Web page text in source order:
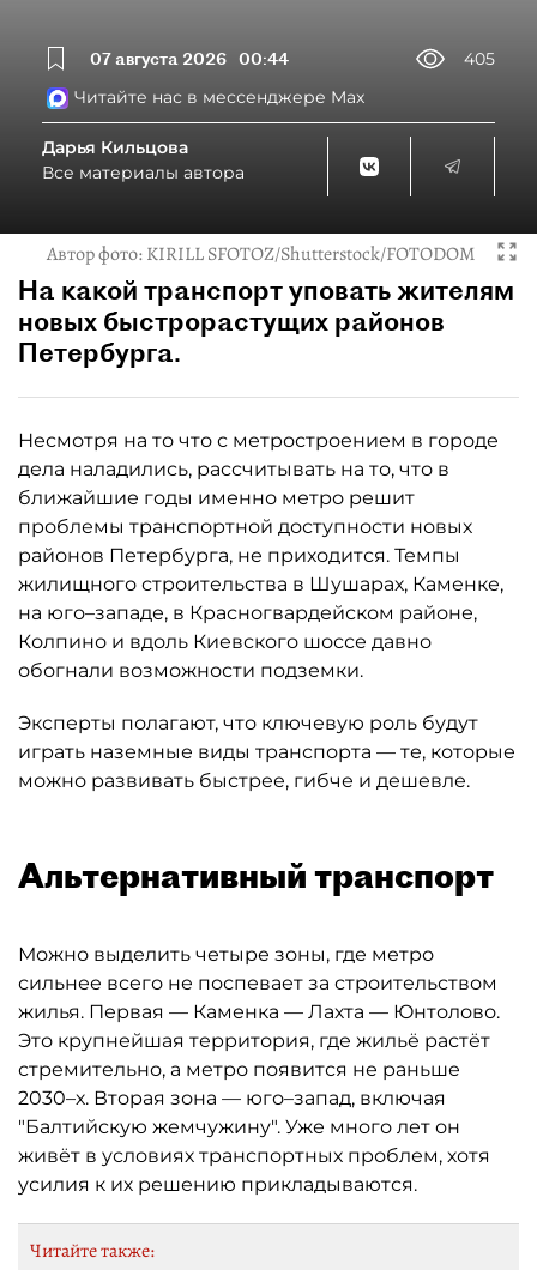
07 августа 2026 00:44
405
Читайте нас в мессенджере Max
Дарья Кильцова
Все материалы автора
Автор фото:KIRILL SFOTOZ/Shutterstock/FOTODOM
На какой транспорт уповать жителям
новых быстрорастущих районов
Петербурга.
Несмотря на то что с метростроением в городе
дела наладились, рассчитывать на то, что в
ближайшие годы именно метро решит
проблемы транспортной доступности новых
районов Петербурга, не приходится. Темпы
жилищного строительства в Шушарах, Каменке,
на юго–западе, в Красногвардейском районе,
Колпино и вдоль Киевского шоссе давно
обогнали возможности подземки.
Эксперты полагают, что ключевую роль будут
играть наземные виды транспорта — те, которые
можно развивать быстрее, гибче и дешевле.
Альтернативный транспорт
Можно выделить четыре зоны, где метро
сильнее всего не поспевает за строительством
жилья. Первая — Каменка — Лахта — Юнтолово.
Это крупнейшая территория, где жильё растёт
стремительно, а метро появится не раньше
2030–х. Вторая зона — юго–запад, включая
"Балтийскую жемчужину". Уже много лет он
живёт в условиях транспортных проблем, хотя
усилия к их решению прикладываются.
Читайте также: